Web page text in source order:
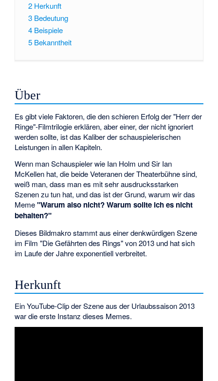
2 Herkunft
3 Bedeutung
4 Beispiele
5 Bekanntheit
Über
Es gibt viele Faktoren, die den schieren Erfolg der "Herr der
Ringe"-Filmtrilogie erklären, aber einer, der nicht ignoriert
werden sollte, ist das Kaliber der schauspielerischen
Leistungen in allen Kapiteln.
Wenn man Schauspieler wie Ian Holm und Sir Ian
McKellen hat, die beide Veteranen der Theaterbühne sind,
weiß man, dass man es mit sehr ausdrucksstarken
Szenen zu tun hat, und das ist der Grund, warum wir das
Meme"Warum also nicht? Warum sollte ich es nicht
behalten?"
Dieses Bildmakro stammt aus einer denkwürdigen Szene
im Film "Die Gefährten des Rings" von 2013 und hat sich
im Laufe der Jahre exponentiell verbreitet.
Herkunft
Ein YouTube-Clip der Szene aus der Urlaubssaison 2013
war die erste Instanz dieses Memes.